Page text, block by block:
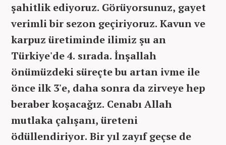
şahitlik ediyoruz. Görüyorsunuz, gayet
verimli bir sezon geçiriyoruz. Kavun ve
karpuz üretiminde ilimiz şu an
Türkiye'de 4. sırada. İnşallah
önümüzdeki süreçte bu artan ivme ile
önce ilk 3'e, daha sonra da zirveye hep
beraber koşacağız. Cenabı Allah
mutlaka çalışanı, üreteni
ödüllendiriyor. Bir yıl zayıf geçse de